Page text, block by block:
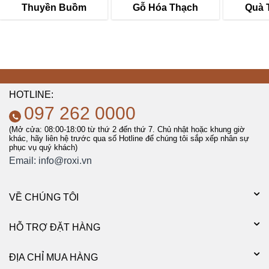
Thuyền Buồm Gỗ Hóa Thạch Quà
HOTLINE:
097 262 0000
(Mở cửa: 08:00-18:00 từ thứ 2 đến thứ 7. Chủ nhật hoặc khung giờ
khác, hãy liên hệ trước qua số Hotline để chúng tôi sắp xếp nhân sự
phục vụ quý khách)
Email: info@roxi.vn
VỀ CHÚNG TÔI
HỖ TRỢ ĐẶT HÀNG
ĐỊA CHỈ MUA HÀNG